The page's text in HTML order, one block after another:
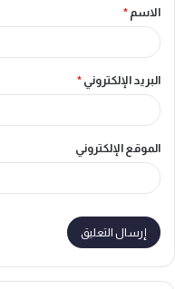
*
الاسم *
البريد الإلكتروني *
الموقع الإلكتروني